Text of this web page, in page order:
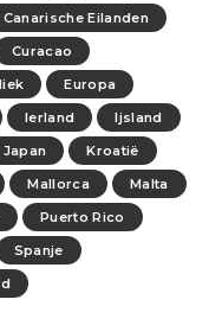
Canarische Eilanden
Curacao
Europa
Ierland
Ijsland
Japan
Kroatië
Mallorca
Malta
Puerto Rico
Spanje